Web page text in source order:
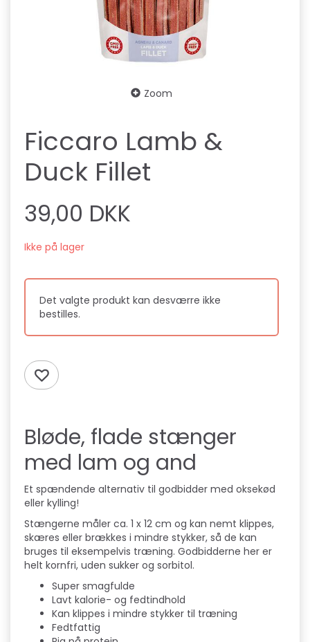
Zoom
Ficcaro Lamb &
Duck Fillet
39,00 DKK
Ikke på lager
Det valgte produkt kan desværre ikke
bestilles.
Bløde, flade stænger
med lam og and
Et spændende alternativ til godbidder med oksekød
eller kylling!
Stængerne måler ca. 1 x 12 cm og kan nemt klippes,
skæres eller brækkes i mindre stykker, så de kan
bruges til eksempelvis træning. Godbidderne her er
helt kornfri, uden sukker og sorbitol.
Super smagfulde
Lavt kalorie- og fedtindhold
Kan klippes i mindre stykker til træning
Fedtfattig